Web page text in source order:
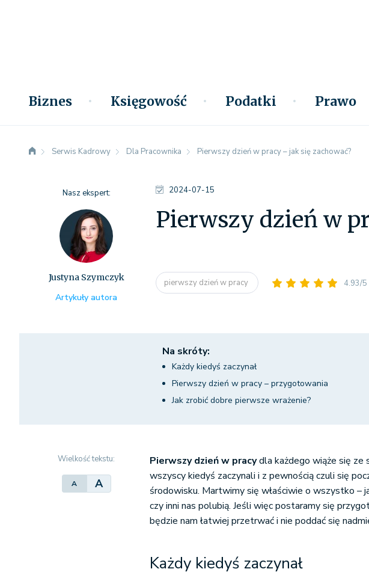
Biznes Księgowość Podatki Prawo
Serwis Kadrowy Dla Pracownika Pierwszy dzień w pracy – jak się zachować?
2024-07-15
Pierwszy dzień w
pierwszy dzień w pracy 4.93/5
Nasz ekspert:
Justyna Szymczyk
Artykuły autora
Na skróty:
Każdy kiedyś zaczynał
Pierwszy dzień w pracy – przygotowania
Jak zrobić dobre pierwsze wrażenie?
Wielkość tekstu:
A A
Pierwszy dzień w pracydla każdego wiąże się ze
wszyscy kiedyś zaczynali i z pewnością czuli się
środowisku. Martwimy się właściwie o wszystko –
czy inni nas polubią. Jeśli więc postaramy się
będzie nam łatwiej przetrwać i nie poddać się
Każdy kiedyś zaczynał